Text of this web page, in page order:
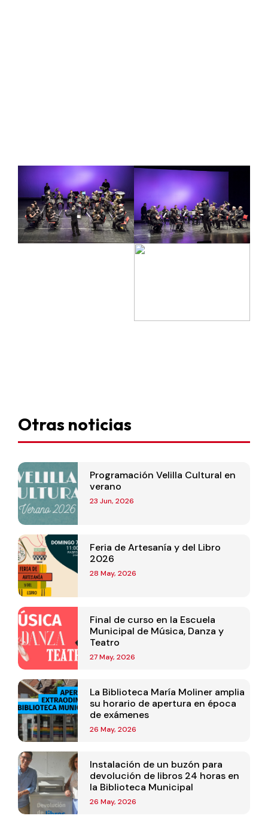
Otras noticias
Programación Velilla Cultural en
verano
23 Jun, 2026
Feria de Artesanía y del Libro
2026
28 May, 2026
Final de curso en la Escuela
Municipal de Música, Danza y
Teatro
27 May, 2026
La Biblioteca María Moliner amplia
su horario de apertura en época
de exámenes
26 May, 2026
Instalación de un buzón para
devolución de libros 24 horas en
la Biblioteca Municipal
26 May, 2026